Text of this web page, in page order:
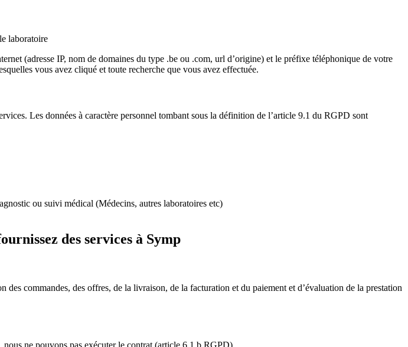
laboratoire
(adresse IP, nom de domaines du type .be ou .com, url d’origine) et le préfixe téléphonique de votre
vous avez cliqué et toute recherche que vous avez effectuée.
Les données à caractère personnel tombant sous la définition de l’article 9.1 du RGPD sont
ou suivi médical (Médecins, autres laboratoires etc)
des services à Symp
commandes, des offres, de la livraison, de la facturation et du paiement et d’évaluation de la prestation
ne pouvons pas exécuter le contrat (article 6.1.b RGPD).